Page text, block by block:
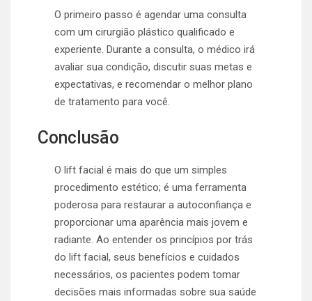
O primeiro passo é agendar uma consulta
com um cirurgião plástico qualificado e
experiente. Durante a consulta, o médico irá
avaliar sua condição, discutir suas metas e
expectativas, e recomendar o melhor plano
de tratamento para você.
Conclusão
O lift facial é mais do que um simples
procedimento estético; é uma ferramenta
poderosa para restaurar a autoconfiança e
proporcionar uma aparência mais jovem e
radiante. Ao entender os princípios por trás
do lift facial, seus benefícios e cuidados
necessários, os pacientes podem tomar
decisões mais informadas sobre sua saúde